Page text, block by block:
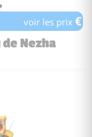
voir les prix€
Nezha